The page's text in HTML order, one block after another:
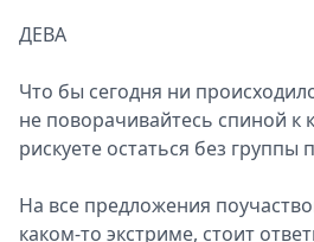
ДЕВА
Что бы сегодня ни
не поворачивайтесь спиной к
рискуете остаться без группы
На все предложения
каком-то экстриме, стоит